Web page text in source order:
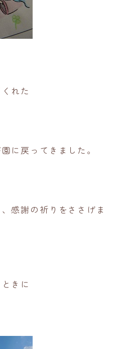
れた
に戻ってきました。
感謝の祈りをささげま
きに